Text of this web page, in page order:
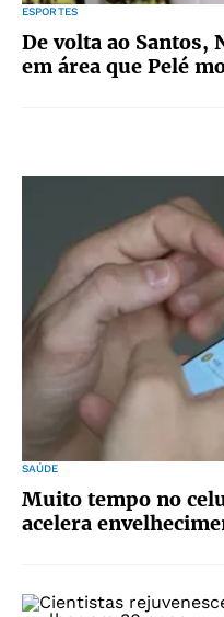
ESPORTES
De volta ao Santos,
em área que Pelé
SAÚDE
Muito tempo no
acelera